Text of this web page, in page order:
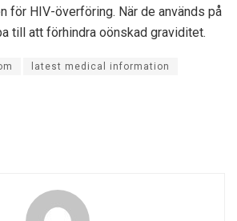
för HIV-överföring. När de används på
till att förhindra oönskad graviditet.
latest medical information